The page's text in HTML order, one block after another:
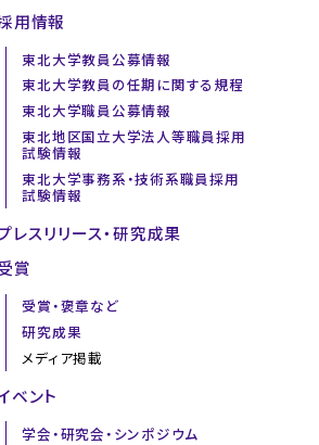
用情報
東北大学教員公募情報
東北大学教員の任期に関する規程
東北大学職員公募情報
東北地区国立大学法人等職員採用
試験情報
東北大学事務系・技術系職員採用
試験情報
レスリリース・研究成果
賞
受賞・褒章など
研究成果
メディア掲載
ベント
学会・研究会・シンポジウム